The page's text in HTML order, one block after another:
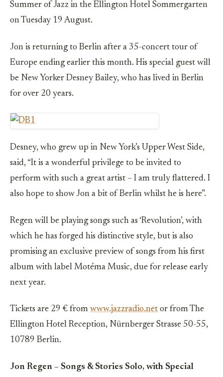
Summer of Jazz in the Ellington Hotel Sommergarten
on Tuesday 19 August.
Jon is returning to Berlin after a 35-concert tour of
Europe ending earlier this month. His special guest will
be New Yorker Desney Bailey, who has lived in Berlin
for over 20 years.
Desney, who grew up in New York’s Upper West Side,
said, “It is a wonderful privilege to be invited to
perform with such a great artist – I am truly flattered. I
also hope to show Jon a bit of Berlin whilst he is here”.
Regen will be playing songs such as ‘Revolution’, with
which he has forged his distinctive style, but is also
promising an exclusive preview of songs from his first
album with label Motéma Music, due for release early
next year.
Tickets are 29 € from www.jazzradio.net or from The
Ellington Hotel Reception, Nürnberger Strasse 50-55,
10789 Berlin.
Jon Regen – Songs & Stories Solo, with Special